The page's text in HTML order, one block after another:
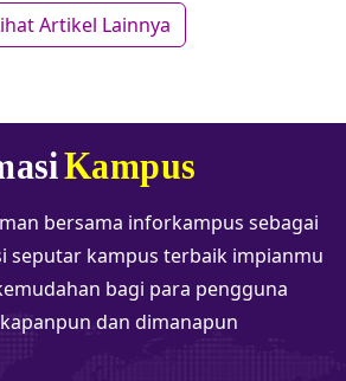
Artikel Lainnya
bersama inforkampus sebagai
seputar kampus terbaik impianmu
bagi para pengguna
dan dimanapun